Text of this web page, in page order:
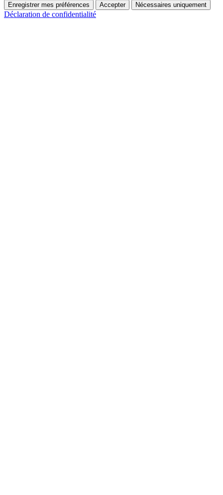
Enregistrer mes préférences Accepter Nécessaires uniquement
Déclaration de confidentialité